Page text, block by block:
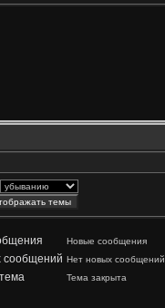
Новые сообщения
Нет новых сообщений
Тема закрыта